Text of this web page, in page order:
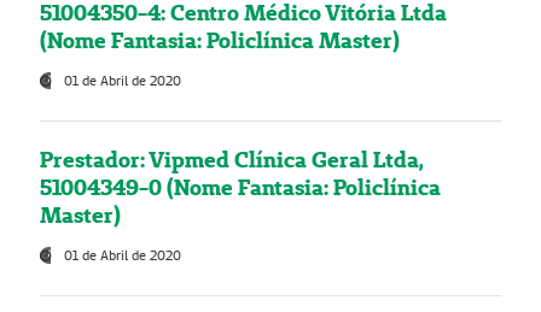
51004350-4: Centro Médico Vitória Ltda
(Nome Fantasia: Policlínica Master)
01 de Abril de 2020
Prestador: Vipmed Clínica Geral Ltda,
51004349-0 (Nome Fantasia: Policlínica
Master)
01 de Abril de 2020